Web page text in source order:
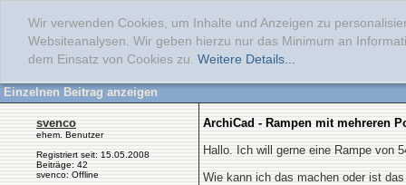
Wir verwenden Cookies, um Inhalte und Anzeigen zu
Websiteanalysen. Wir geben hierzu nur das Minimum an
dem Einsatz von Cookies zu. Weitere Details...
Einzelnen Beitrag anzeigen
svenco
ehem. Benutzer
Registriert seit: 15.05.2008
Beiträge: 42
svenco: Offline
ArchiCad - Rampen mit mehreren
Hallo. Ich will gerne eine Rampe von
Wie kann ich das machen oder ist